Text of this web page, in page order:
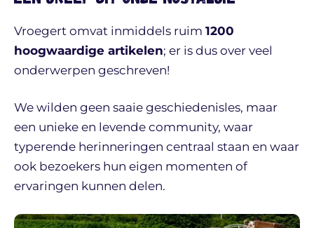
Vroegert omvat inmiddels ruim 1200
hoogwaardige artikelen; er is dus over veel
onderwerpen geschreven!
We wilden geen saaie geschiedenisles, maar
een unieke en levende community, waar
typerende herinneringen centraal staan en waar
ook bezoekers hun eigen momenten of
ervaringen kunnen delen.